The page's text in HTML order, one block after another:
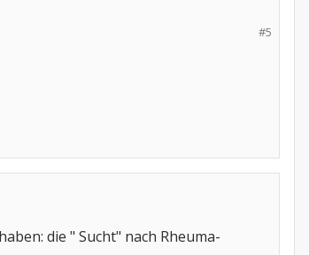
#5
die " Sucht" nach Rheuma-